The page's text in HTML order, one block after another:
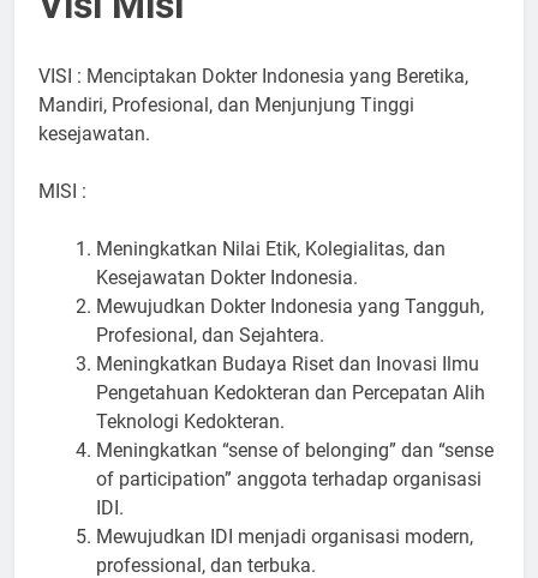
VISI : Menciptakan Dokter Indonesia yang Beretika,
Mandiri, Profesional, dan Menjunjung Tinggi
kesejawatan.
MISI :
Meningkatkan Nilai Etik, Kolegialitas, dan
Kesejawatan Dokter Indonesia.
Mewujudkan Dokter Indonesia yang Tangguh,
Profesional, dan Sejahtera.
Meningkatkan Budaya Riset dan Inovasi Ilmu
Pengetahuan Kedokteran dan Percepatan Alih
Teknologi Kedokteran.
Meningkatkan “sense of belonging” dan “sense
of participation” anggota terhadap organisasi
IDI.
Mewujudkan IDI menjadi organisasi modern,
professional, dan terbuka.